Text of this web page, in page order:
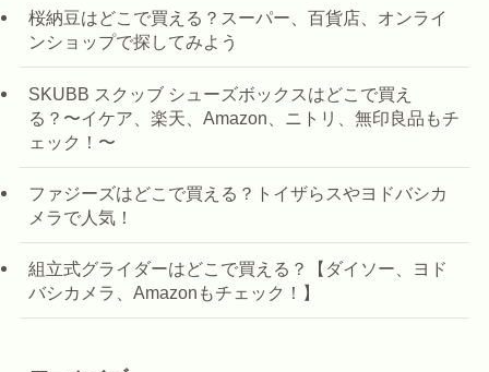
桜納豆はどこで買える？スーパー、百貨店、オンライ
ンショップで探してみよう
SKUBB スクッブ シューズボックスはどこで買え
る？〜イケア、楽天、Amazon、ニトリ、無印良品もチ
ェック！〜
ファジーズはどこで買える？トイザらスやヨドバシカ
メラで人気！
組立式グライダーはどこで買える？【ダイソー、ヨド
バシカメラ、Amazonもチェック！】